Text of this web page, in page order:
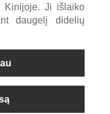
Kinijoje. Ji išlaiko
daugelį didelių